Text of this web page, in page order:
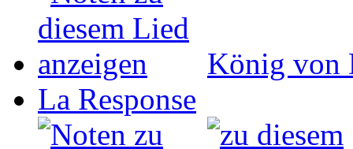
König von
La Response